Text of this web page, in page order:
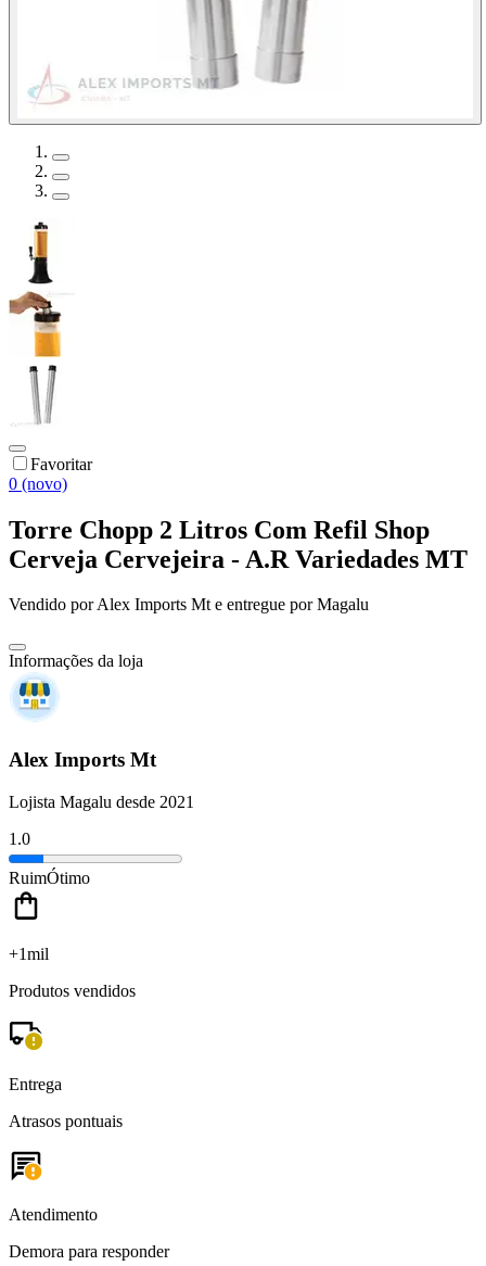
Favoritar
0 (novo)
Torre Chopp 2 Litros Com Refil Shop
Cerveja Cervejeira - A.R Variedades MT
Vendido porAlex Imports Mte entregue por Magalu
Informações da loja
Alex Imports Mt
Lojista Magalu desde 2021
1.0
RuimÓtimo
+1mil
Produtos vendidos
Entrega
Atrasos pontuais
Atendimento
Demora para responder